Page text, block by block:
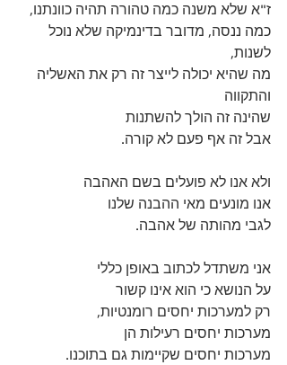
ז"א שלא משנה כמה טהורה תהיה כוונתנו,
כמה ננסה, מדובר בדינמיקה שלא נוכל
לשנות,
מה שהיא יכולה לייצר זה רק את האשליה
והתקווה
שהינה זה הולך להשתנות
אבל זה אף פעם לא קורה.
ולא אנו לא פועלים בשם האהבה
אנו מונעים מאי ההבנה שלנו
לגבי מהותה של אהבה.
אני משתדל לכתוב באופן כללי
על הנושא כי הוא אינו קשור
רק למערכות יחסים רומנטיות,
מערכות יחסים רעילות הן
מערכות יחסים שקיימות גם בתוכנו.